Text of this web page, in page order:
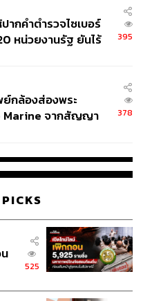
ปากคำตำรวจไซเบอร์
หน่วยงานรัฐ ยันไร้
395
กล้องส่องพระ
Marine จากสัญญา
ะบุแบรนด์
378
525